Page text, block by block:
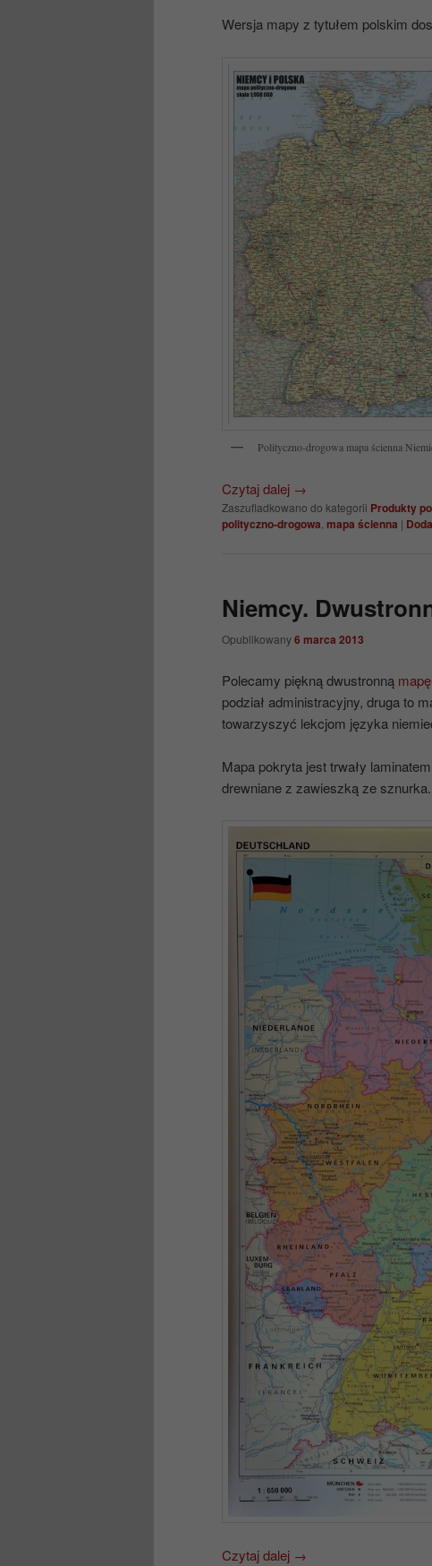
Wersja mapy z tytułem polskim
Polityczno-drogowa mapa ścienna
Czytaj dalej →
Zaszufladkowano do kategorii Produkty
polityczno-drogowa mapa ścienna |
Niemcy.
Opublikowany6 marca 2013
Polecamy piękną dwustronną
podział administracyjny, druga to
towarzyszyć lekcjom języka
Mapa pokryta jest trwały
drewniane z zawieszką ze sznurka.
Czytaj dalej →